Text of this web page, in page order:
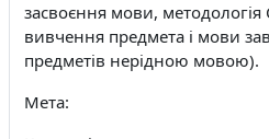
засвоєння мови, методологія
вивчення предмета і мови
предметів нерідною мовою).
Мета: